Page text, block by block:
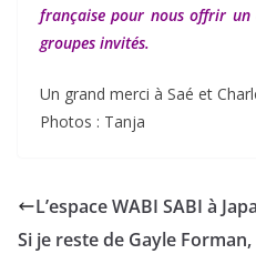
française pour nous offrir un
groupes invités.
Un grand merci à Saé et
Photos : Tanja
L’espace WABI SABI à
Si je reste de Gayle